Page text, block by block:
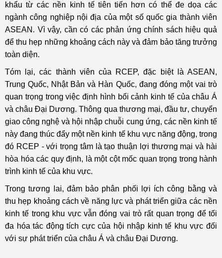
khẩu từ các nền kinh tế tiên tiến hơn có thể đe dọa các
ngành công nghiệp nội địa của một số quốc gia thành viên
ASEAN. Vì vậy, cần có các phản ứng chính sách hiệu quả
để thu hẹp những khoảng cách này và đảm bảo tăng trưởng
toàn diện.
Tóm lại, các thành viên của RCEP, đặc biệt là ASEAN,
Trung Quốc, Nhật Bản và Hàn Quốc, đang đóng một vai trò
quan trọng trong việc định hình bối cảnh kinh tế của châu Á
và châu Đại Dương. Thông qua thương mại, đầu tư, chuyển
giao công nghệ và hội nhập chuỗi cung ứng, các nền kinh tế
này đang thúc đẩy một nền kinh tế khu vực năng động, trong
đó RCEP - với trọng tâm là tạo thuận lợi thương mại và hài
hòa hóa các quy định, là một cột mốc quan trọng trong hành
trình kinh tế của khu vực.
Trong tương lai, đảm bảo phân phối lợi ích công bằng và
thu hẹp khoảng cách về năng lực và phát triển giữa các nền
kinh tế trong khu vực vẫn đóng vai trò rất quan trọng để tối
đa hóa tác động tích cực của hội nhập kinh tế khu vực đối
với sự phát triển của châu Á và châu Đại Dương.